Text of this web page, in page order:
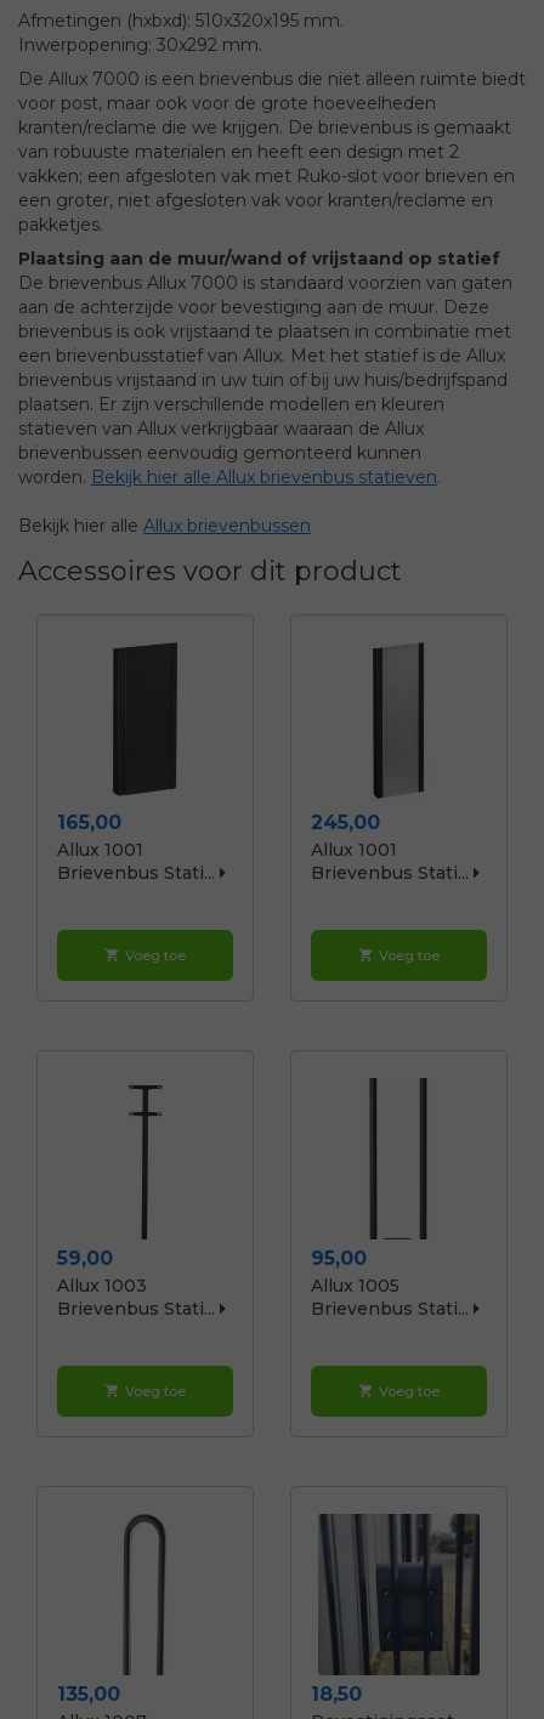
Afmetingen (hxbxd): 510x320x195 mm.
Inwerpopening: 30x292 mm.
De Allux 7000 is een brievenbus die niet alleen ruimte biedt
voor post, maar ook voor de grote hoeveelheden
kranten/reclame die we krijgen. De brievenbus is gemaakt
van robuuste materialen en heeft een design met 2
vakken; een afgesloten vak met Ruko-slot voor brieven en
een groter, niet afgesloten vak voor kranten/reclame en
pakketjes.
Plaatsing aan de muur/wand of vrijstaand op statief
De brievenbus Allux 7000 is standaard voorzien van gaten
aan de achterzijde voor bevestiging aan de muur. Deze
brievenbus is ook vrijstaand te plaatsen in combinatie met
een brievenbusstatief van Allux. Met het statief is de Allux
brievenbus vrijstaand in uw tuin of bij uw huis/bedrijfspand
plaatsen. Er zijn verschillende modellen en kleuren
statieven van Allux verkrijgbaar waaraan de Allux
brievenbussen eenvoudig gemonteerd kunnen
worden. Bekijk hier alle Allux brievenbus statieven.
Bekijk hier alle Allux brievenbussen
Accessoires voor dit product
Prijs
165,00
Allux 1001
Brievenbus Stati...
shopping_cart Voeg toe
Prijs
245,00
Allux 1001
Brievenbus Stati...
shopping_cart Voeg toe
Prijs
59,00
Allux 1003
Brievenbus Stati...
shopping_cart Voeg toe
Prijs
95,00
Allux 1005
Brievenbus Stati...
shopping_cart Voeg toe
Prijs
135,00 Prijs
18,50